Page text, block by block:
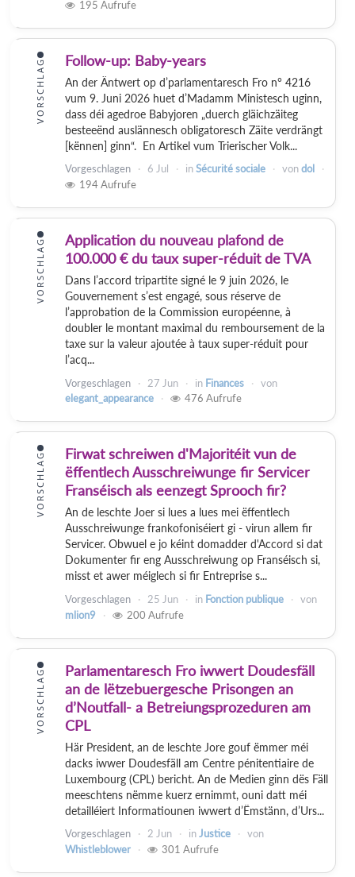
195 Aufrufe
VORSCHLAG Follow-up: Baby-years
An der Äntwert op d’parlamentaresch Fro n° 4216
vum 9. Juni 2026 huet d’Madamm Ministesch uginn,
dass déi agedroe Babyjoren „duerch gläichzäiteg
besteeënd auslännesch obligatoresch Zäite verdrängt
[kënnen] ginn“. En Artikel vum Trierischer Volk...
Vorgeschlagen 6 Jul inSécurité sociale vondol
194 Aufrufe
VORSCHLAG
Application du nouveau plafond de
100.000 € du taux super-réduit de TVA
Dans l’accord tripartite signé le 9 juin 2026, le
Gouvernement s’est engagé, sous réserve de
l’approbation de la Commission européenne, à
doubler le montant maximal du remboursement de la
taxe sur la valeur ajoutée à taux super-réduit pour
l’acq...
Vorgeschlagen 27 Jun in Finances
von
elegant_appearance
476 Aufrufe
VORSCHLAG
Firwat schreiwen d'Majoritéit vun de
ëffentlech Ausschreiwunge fir Servicer
Franséisch als eenzegt Sprooch fir?
An de leschte Joer si lues a lues mei ëffentlech
Ausschreiwunge frankofoniséiert gi - virun allem fir
Servicer. Obwuel e jo kéint domadder d'Accord si dat
Dokumenter fir eng Ausschreiwung op Franséisch si,
misst et awer méiglech si fir Entreprise s...
Vorgeschlagen 25 Jun in Fonction publique
von
mlion9
200 Aufrufe
VORSCHLAG
Parlamentaresch Fro iwwert Doudesfäll
an de lëtzebuergesche Prisongen an
d’Noutfall- a Betreiungsprozeduren am
CPL
Här President, an de leschte Jore gouf ëmmer méi
dacks iwwer Doudesfäll am Centre pénitentiaire de
Luxembourg (CPL) bericht. An de Medien ginn dës Fäll
meeschtens nëmme kuerz ernimmt, ouni datt méi
detailléiert Informatiounen iwwert d’Ëmstänn, d’Urs...
Vorgeschlagen 2 Jun inJustice
von
Whistleblower
301 Aufrufe